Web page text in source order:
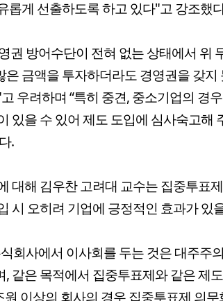
롭게 선출하도록 하고 있다"고 강조했
권 방어수단이 전혀 없는 상태에서 위
은 금액을 투자하더라도 경영권을 갖지
우려하며 “특히 중견, 중소기업의 경
있을 수 있어 제도 도입에 심사숙고해
.
대해 김우찬 고려대 교수는 집중투표
시 오히려 기업에 긍정적인 효과가 있
회사에서 이사회를 두는 것은 대주주
, 같은 목적에서 집중투표제와 같은 제
원 이상의 회사의 경우 집중투표제 의